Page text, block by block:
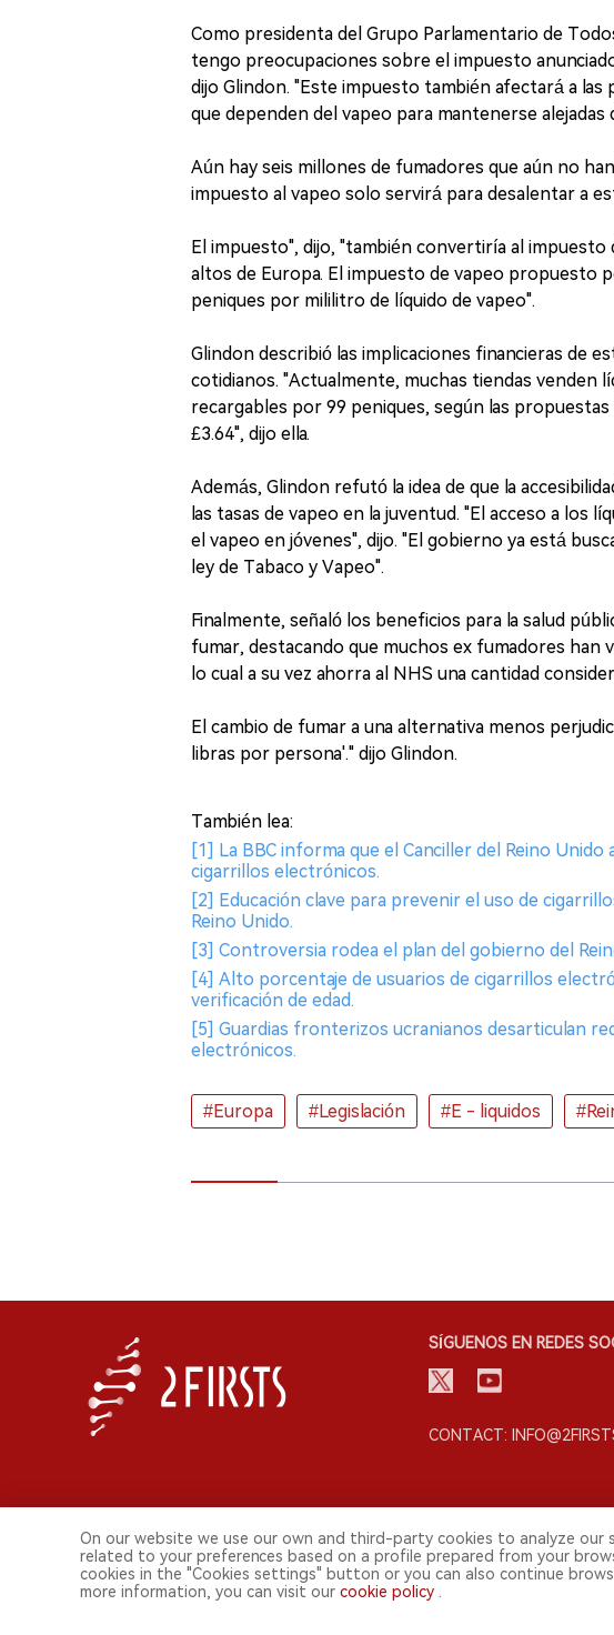
Como presidenta del Grupo Parlamentario de
tengo preocupaciones sobre el impuesto
dijo Glindon. "Este impuesto también afectará a
que dependen del vapeo para mantenerse alejadas
Aún hay seis millones de fumadores que aún no
impuesto al vapeo solo servirá para desalentar a
El impuesto", dijo, "también convertiría al
altos de Europa. El impuesto de vapeo propuesto
peniques por mililitro de líquido de vapeo".
Glindon describió las implicaciones financieras de
cotidianos. "Actualmente, muchas tiendas venden
recargables por 99 peniques, según las
£3.64", dijo ella.
Además, Glindon refutó la idea de que la
las tasas de vapeo en la juventud. "El acceso a los
el vapeo en jóvenes", dijo. "El gobierno ya está
ley de Tabaco y Vapeo".
Finalmente, señaló los beneficios para la salud
fumar, destacando que muchos ex fumadores han
lo cual a su vez ahorra al NHS una cantidad
El cambio de fumar a una alternativa menos
libras por persona'." dijo Glindon.
También lea:
[1] La BBC informa que el Canciller del Reino
cigarrillos electrónicos.
[2] Educación clave para prevenir el uso de
Reino Unido.
[3] Controversia rodea el plan del gobierno del
[4] Alto porcentaje de usuarios de cigarrillos
verificación de edad.
[5] Guardias fronterizos ucranianos desarticulan
electrónicos.
#Europa #Legislación #E - liquidos
SÍGUENOS EN REDES
CONTACT:
© 2026 Shenzhen 2FIRSTS Technology Co.,Ltd. Todos los derechos
On our website we use our own and third-party cookies to analyze our
related to your preferences based on a profile prepared from your
cookies in the "Cookies settings" button or you can also continue
more information, you can visit our cookie policy